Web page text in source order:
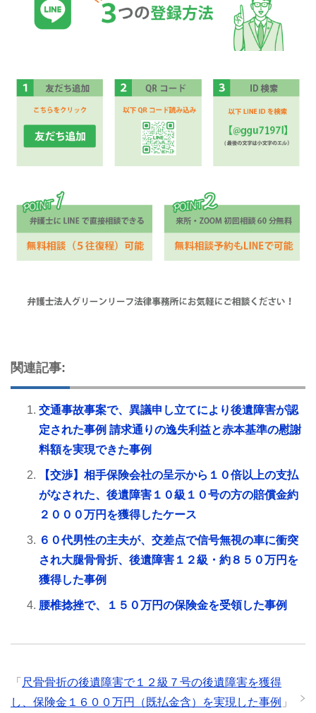
関連記事:
交通事故事案で、異議申し立てにより後遺障害が認
定された事例 請求通りの逸失利益と赤本基準の慰謝
料額を実現できた事例
【交渉】相手保険会社の呈示から１０倍以上の支払
がなされた、後遺障害１０級１０号の方の賠償金約
２０００万円を獲得したケース
６０代男性の主夫が、交差点で信号無視の車に衝突
され大腿骨骨折、後遺障害１２級・約８５０万円を
獲得した事例
腰椎捻挫で、１５０万円の保険金を受領した事例
「 尺骨骨折の後遺障害で１２級７号の後遺障害を獲得
し、保険金１６００万円（既払金含）を実現した事例 」